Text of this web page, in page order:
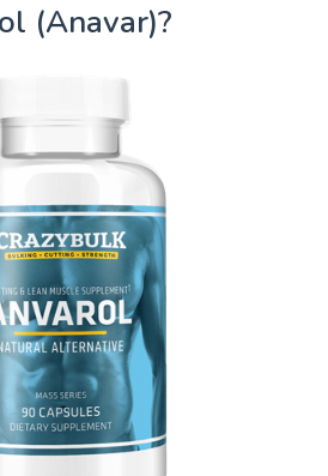
(Anavar)?